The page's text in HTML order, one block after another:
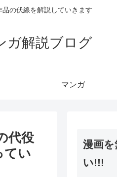
の伏線を解説していきます
ガ解説ブログ
マンガ
代役
てい
漫画
い!!!